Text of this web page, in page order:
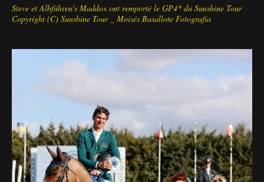
Steve et Albführen's Maddox ont remporté le GP4* du Sunshine Tour
Copyright (C) Sunshine Tour _ Moisés Basallote Fotografía